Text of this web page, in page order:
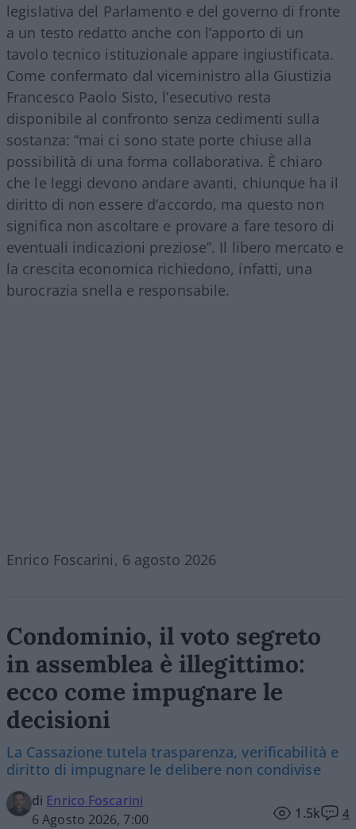
legislativa del Parlamento e del governo di fronte
a un testo redatto anche con l’apporto di un
tavolo tecnico istituzionale appare ingiustificata.
Come confermato dal viceministro alla Giustizia
Francesco Paolo Sisto, l’esecutivo resta
disponibile al confronto senza cedimenti sulla
sostanza: “mai ci sono state porte chiuse alla
possibilità di una forma collaborativa. È chiaro
che le leggi devono andare avanti, chiunque ha il
diritto di non essere d’accordo, ma questo non
significa non ascoltare e provare a fare tesoro di
eventuali indicazioni preziose”. Il libero mercato e
la crescita economica richiedono, infatti, una
burocrazia snella e responsabile.
Enrico Foscarini, 6 agosto 2026
Condominio, il voto segreto
in assemblea è illegittimo:
ecco come impugnare le
decisioni
La Cassazione tutela trasparenza, verificabilità e
diritto di impugnare le delibere non condivise
di Enrico Foscarini
6 Agosto 2026, 7:00
1.5k 4